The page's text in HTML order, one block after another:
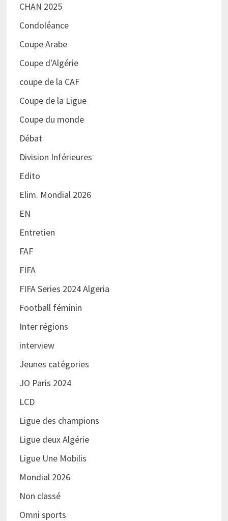
CHAN 2025
Condoléance
Coupe Arabe
Coupe d'Algérie
coupe de la CAF
Coupe de la Ligue
Coupe du monde
Débat
Division Inférieures
Edito
Elim. Mondial 2026
EN
Entretien
FAF
FIFA
FIFA Series 2024 Algeria
Football féminin
Inter régions
interview
Jeunes catégories
JO Paris 2024
LCD
Ligue des champions
Ligue deux Algérie
Ligue Une Mobilis
Mondial 2026
Non classé
Omni sports